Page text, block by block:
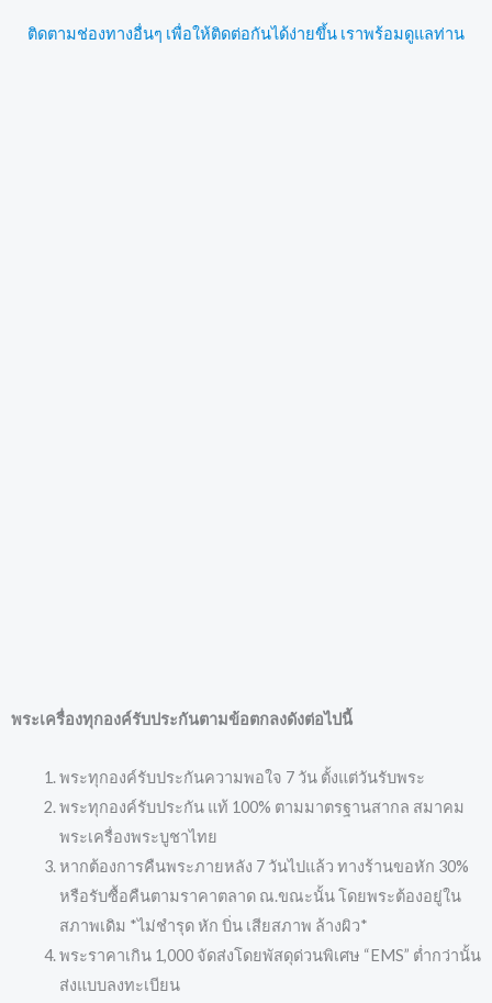
ติดตามช่องทางอื่นๆ เพื่อให้ติดต่อกันได้ง่ายขึ้น เราพร้อมดูแลท่าน
พระเครื่องทุกองค์รับประกันตามข้อตกลงดังต่อไปนี้
พระทุกองค์รับประกันความพอใจ 7 วัน ตั้งแต่วันรับพระ
พระทุกองค์รับประกัน แท้ 100% ตามมาตรฐานสากล สมาคม
พระเครื่องพระบูชาไทย
หากต้องการคืนพระภายหลัง 7 วันไปแล้ว ทางร้านขอหัก 30%
หรือรับซื้อคืนตามราคาตลาด ณ.ขณะนั้น โดยพระต้องอยู่ใน
สภาพเดิม *ไม่ชำรุด หัก บิ่น เสียสภาพ ล้างผิว*
พระราคาเกิน 1,000 จัดส่งโดยพัสดุด่วนพิเศษ “EMS” ต่ำกว่านั้น
ส่งแบบลงทะเบียน